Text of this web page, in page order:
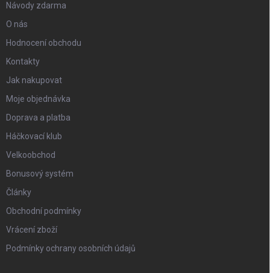
Návody zdarma
O nás
Hodnocení obchodu
Kontakty
Jak nakupovat
Moje objednávka
Doprava a platba
Háčkovací klub
Velkoobchod
Bonusový systém
Články
Obchodní podmínky
Vrácení zboží
Podmínky ochrany osobních údajů